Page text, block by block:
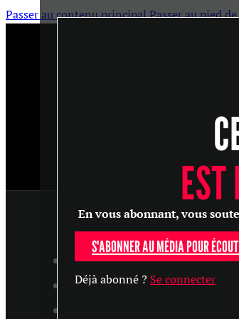
Passer au contenu principalPasser au pied
ARTICLES
MASTERCLASS
En vous abonnant, vous
S'ABONNER AU MÉDIA POUR
Déjà abonné ? Se connecter